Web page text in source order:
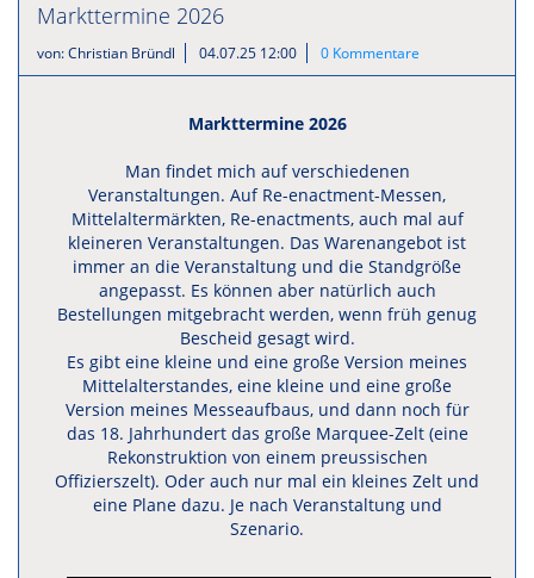
Markttermine 2026
von:Christian Bründl 04.07.25 12:00 0 Kommentare
Markttermine 2026
Man findet mich auf verschiedenen
Veranstaltungen. Auf Re-enactment-Messen,
Mittelaltermärkten, Re-enactments, auch mal auf
kleineren Veranstaltungen. Das Warenangebot ist
immer an die Veranstaltung und die Standgröße
angepasst. Es können aber natürlich auch
Bestellungen mitgebracht werden, wenn früh genug
Bescheid gesagt wird.
Es gibt eine kleine und eine große Version meines
Mittelalterstandes, eine kleine und eine große
Version meines Messeaufbaus, und dann noch für
das 18. Jahrhundert das große Marquee-Zelt (eine
Rekonstruktion von einem preussischen
Offizierszelt). Oder auch nur mal ein kleines Zelt und
eine Plane dazu. Je nach Veranstaltung und
Szenario.